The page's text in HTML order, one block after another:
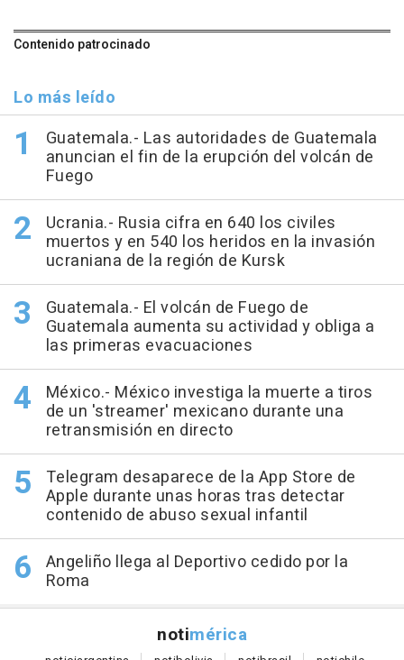
Contenido patrocinado
Lo más leído
Guatemala.- Las autoridades de Guatemala
anuncian el fin de la erupción del volcán de
Fuego
Ucrania.- Rusia cifra en 640 los civiles
muertos y en 540 los heridos en la invasión
ucraniana de la región de Kursk
Guatemala.- El volcán de Fuego de
Guatemala aumenta su actividad y obliga a
las primeras evacuaciones
México.- México investiga la muerte a tiros
de un 'streamer' mexicano durante una
retransmisión en directo
Telegram desaparece de la App Store de
Apple durante unas horas tras detectar
contenido de abuso sexual infantil
Angeliño llega al Deportivo cedido por la
Roma
notimérica